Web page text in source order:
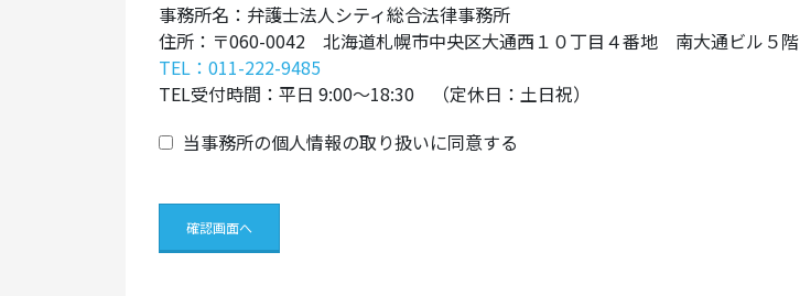
事務所名：弁護士法人シティ総合法律事務所
住所：〒060-0042 北海道札幌市中央区大通西１０丁目４番地 南大通ビル５階
TEL：011-222-9485
TEL受付時間：平日 9:00～18:30 （定休日：土日祝）
当事務所の個人情報の取り扱いに同意する